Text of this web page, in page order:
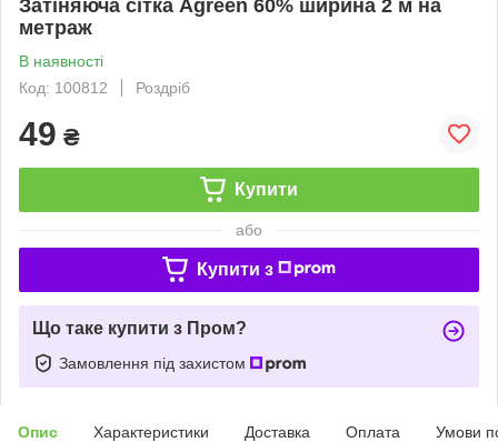
Затіняюча сітка Agreen 60% ширина 2 м на
метраж
В наявності
Код: 100812
Роздріб
49 ₴
Купити
або
Купити з
Що таке купити з Пром?
Замовлення під захистом
Опис Характеристики Доставка Оплата Умови